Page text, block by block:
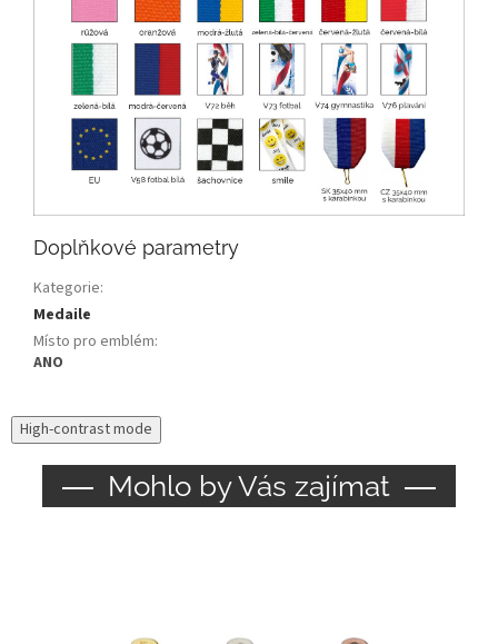
Doplňkové parametry
Kategorie:
Medaile
Místo pro emblém:
ANO
High-contrast mode
Mohlo by Vás zajímat